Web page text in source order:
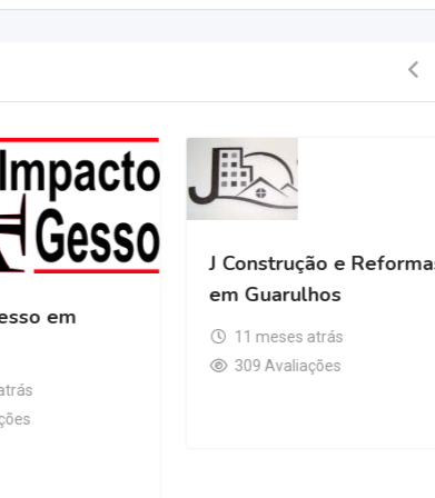
em
J Construção e
em Guarulhos
11 meses atrás
309 Avaliações